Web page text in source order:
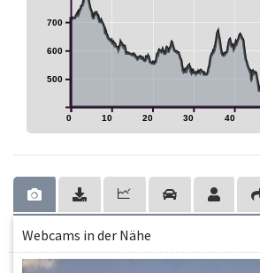
0 10 20 30 40
500
600
700
Webcams in der Nähe